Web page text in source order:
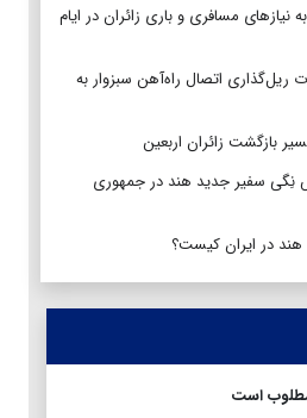
نیازهای مسافری و باری زائران در ایام
ریل‌گذاری اتصال راه‌آهن سبزوار به
بازگشت زائران اربعین
نِگی سفیر جدید هند در جمهوری
در ایران کیست؟
است